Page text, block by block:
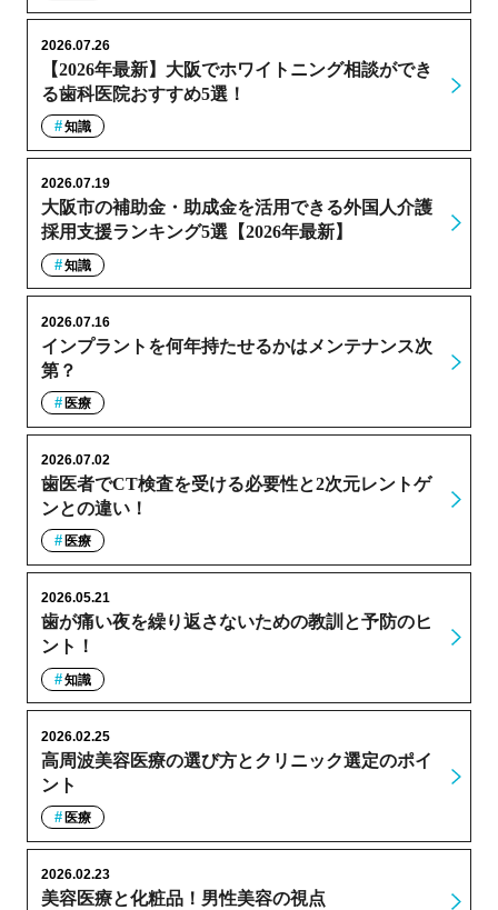
【2026年最新】大阪でホワイトニング相談ができ
る歯科医院おすすめ5選！
2026.07.26
知識
大阪市の補助金・助成金を活用できる外国人介護
採用支援ランキング5選【2026年最新】
2026.07.19
知識
インプラントを何年持たせるかはメンテナンス次
第？
2026.07.16
医療
歯医者でCT検査を受ける必要性と2次元レントゲ
ンとの違い！
2026.07.02
医療
歯が痛い夜を繰り返さないための教訓と予防のヒ
ント！
2026.05.21
知識
高周波美容医療の選び方とクリニック選定のポイ
ント
2026.02.25
医療
美容医療と化粧品！男性美容の視点
2026.02.23